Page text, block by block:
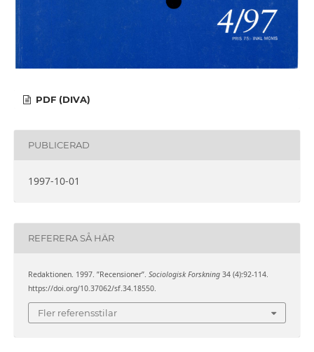
PDF (DIVA)
PUBLICERAD
1997-10-01
REFERERA SÅ HÄR
Redaktionen. 1997. ”Recensioner”. Sociologisk Forskning34 (4):92-114.
https://doi.org/10.37062/sf.34.18550.
Fler referensstilar